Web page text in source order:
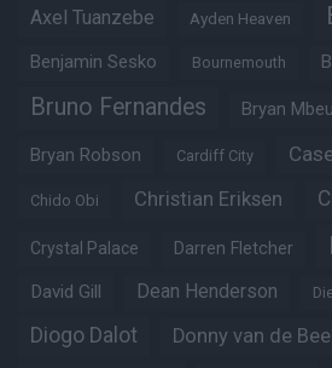
Axel Tuanzebe Ayden Heaven
Benjamin Sesko Bournemouth
Bruno Fernandes Bryan
Bryan Robson Cardiff City
Chido Obi Christian Eriksen
Crystal Palace Darren Fletcher
David Gill Dean Henderson
Diogo Dalot Donny van de